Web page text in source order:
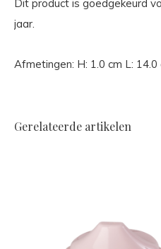
Dit product is goedgekeurd
jaar.
Afmetingen: H: 1.0 cm L: 14.0
Gerelateerde artikelen